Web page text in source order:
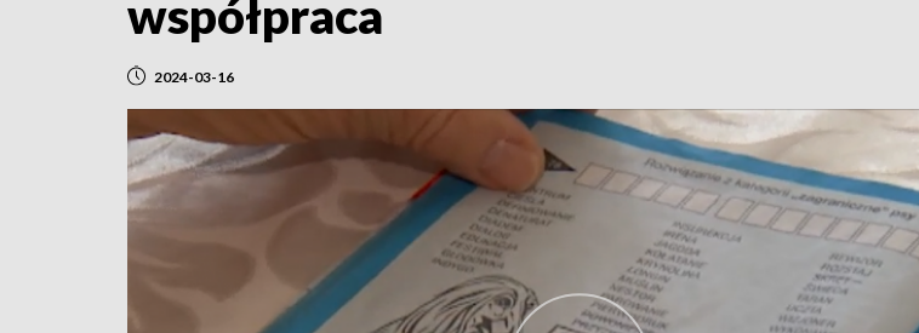
współpraca
2024-03-16